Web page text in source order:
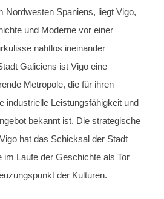
Nordwesten Spaniens, liegt Vigo,
und Moderne vor einer
nahtlos ineinander
Galiciens ist Vigo eine
Metropole, die für ihren
industrielle Leistungsfähigkeit und
bekannt ist. Die strategische
hat das Schicksal der Stadt
im Laufe der Geschichte als Tor
der Kulturen.